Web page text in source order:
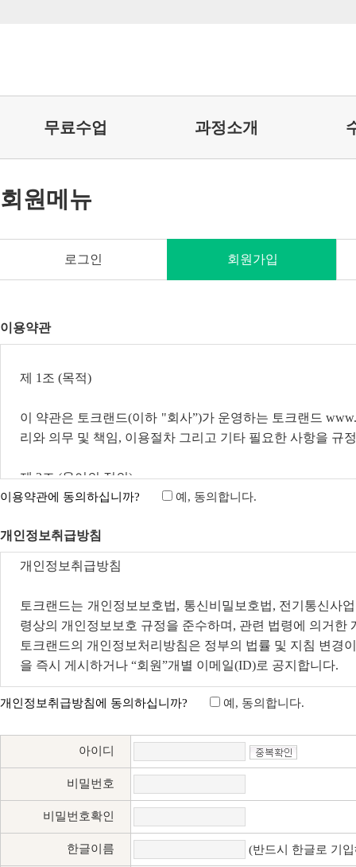
무료수업 과정소개
회원메뉴
로그인 회원가입
이용약관
이용약관에 동의하십니까? 예, 동의합니다.
개인정보취급방침
개인정보취급방침에 동의하십니까? 예, 동의합니다.
아이디
비밀번호
비밀번호확인
한글이름 (반드시 한글로 기